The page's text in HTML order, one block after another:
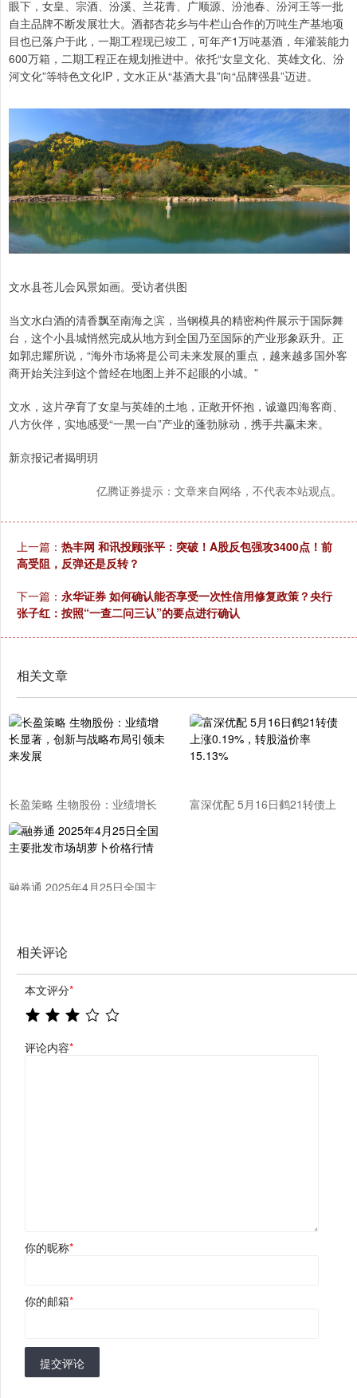
眼下，女皇、宗酒、汾溪、兰花青、广顺源、汾池春、汾河王等一批
自主品牌不断发展壮大。酒都杏花乡与牛栏山合作的万吨生产基地项
目也已落户于此，一期工程现已竣工，可年产1万吨基酒，年灌装能力
600万箱，二期工程正在规划推进中。依托“女皇文化、英雄文化、汾
河文化”等特色文化IP，文水正从“基酒大县”向“品牌强县”迈进。
文水县苍儿会风景如画。受访者供图
当文水白酒的清香飘至南海之滨，当钢模具的精密构件展示于国际舞
台，这个小县城悄然完成从地方到全国乃至国际的产业形象跃升。正
如郭忠耀所说，“海外市场将是公司未来发展的重点，越来越多国外客
商开始关注到这个曾经在地图上并不起眼的小城。”
文水，这片孕育了女皇与英雄的土地，正敞开怀抱，诚邀四海客商、
八方伙伴，实地感受“一黑一白”产业的蓬勃脉动，携手共赢未来。
新京报记者揭明玥
亿腾证券提示：文章来自网络，不代表本站观点。
上一篇： 热丰网 和讯投顾张平：突破！A股反包强攻3400点！前
高受阻，反弹还是反转？
下一篇： 永华证券 如何确认能否享受一次性信用修复政策？央行
张子红：按照“一查二问三认”的要点进行确认
相关文章
长盈策略 生物股份：业绩增长
显著，创新与战略布局引领未来
发展
富深优配 5月16日鹤21转债上
融券通 2025年4月25日全国主
相关评论
本文评分*
评论内容*
你的昵称*
你的邮箱*
提交评论